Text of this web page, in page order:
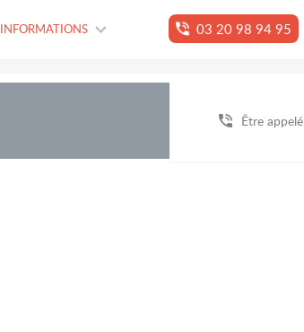
INFORMATIONS 03 20 98 94 95
Être appelé